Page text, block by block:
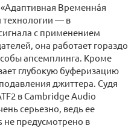
Временнáя
технологии — в
с применением
она работает гораздо
апсемплинга. Кроме
глубокую буферизацию
джиттера. Судя
в Cambridge Audio
серьезно, ведь ее
не предусмотрено в